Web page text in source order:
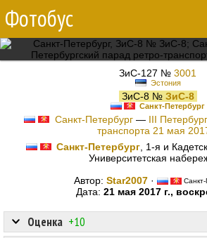
Фотобус
ЗиС-127 № 3001
Эстония
ЗиС-8 № ЗиС-8
Санкт-Петербург
Санкт-Петербург— III
транспорта 21 мая
Санкт-Петербург, 1-я и
Университетская
Автор: Star2007 ·
Дата: 21 мая 2017 г.,
Оценка +10